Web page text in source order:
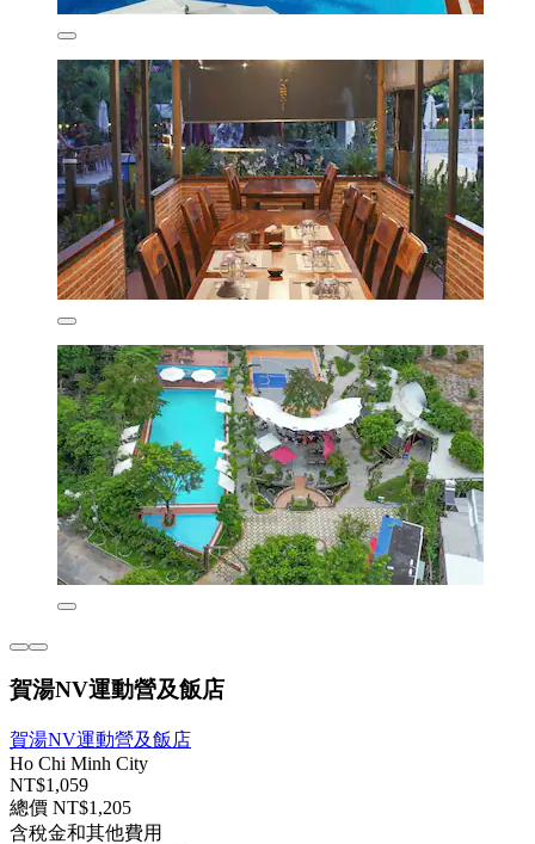
賀湯NV運動營及飯店
賀湯NV運動營及飯店
Ho Chi Minh City
NT$1,059
總價 NT$1,205
含稅金和其他費用